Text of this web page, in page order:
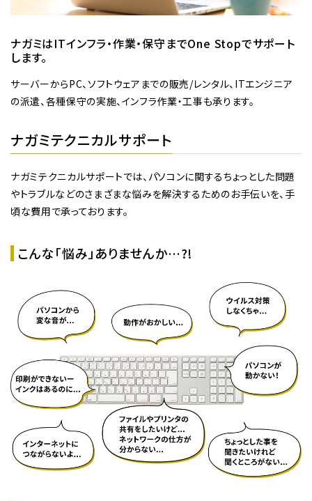
ナガミはITインフラ・作業・保守までOne Stopでサポート
します。
サーバーからPC、ソフトウェアまでの販売/レンタル、ITエンジニア
の派遣、各種保守の実施、インフラ作業・工事も承ります。
ナガミテクニカルサポート
ナガミテクニカルサポートでは、パソコンに関するちょっとした問題
やトラブルなどのさまざまな悩みを解決するためのお手伝いを、手
頃な費用で承っております。
こんな「悩み」ありませんか…?!